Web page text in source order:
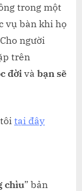
trong một
vụ bàn khi họ
người
trên
đời và bạn sẽ
tại đây
chìu” bản